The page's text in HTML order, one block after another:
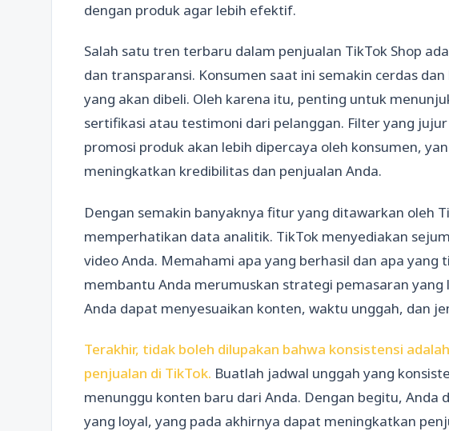
dengan produk agar lebih efektif.
Salah satu tren terbaru dalam penjualan TikTok Shop
dan transparansi. Konsumen saat ini semakin cerdas
yang akan dibeli. Oleh karena itu, penting untuk
sertifikasi atau testimoni dari pelanggan. Filter yang
promosi produk akan lebih dipercaya oleh konsumen,
meningkatkan kredibilitas dan penjualan Anda.
Dengan semakin banyaknya fitur yang ditawarkan oleh
memperhatikan data analitik. TikTok menyediakan
video Anda. Memahami apa yang berhasil dan apa
membantu Anda merumuskan strategi pemasaran
Anda dapat menyesuaikan konten, waktu unggah, dan
Terakhir, tidak boleh dilupakan bahwa konsistensi
penjualan di TikTok. Buatlah jadwal unggah yang
menunggu konten baru dari Anda. Dengan begitu,
yang loyal, yang pada akhirnya dapat meningkatkan